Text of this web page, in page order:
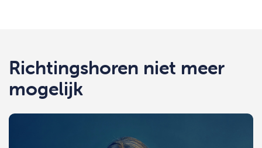
Richtingshoren niet meer
mogelijk